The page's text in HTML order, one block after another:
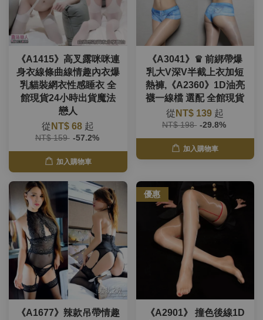
《A1415》高叉露咪咪連
身衣線條曲線情趣內衣爆
乳貓裝網衣性感睡衣 全
館現貨24小時出貨魔法
戀人
從 NT$ 68 起
NT$ 159 -57.2%
加入購物車
《A3041》♛ 前綁帶爆
乳大V深V半截上衣加短
熱褲,《A2360》1D油亮
襪一線檔 選配 全館現貨
從 NT$ 139 起
NT$ 198 -29.8%
加入購物車
《A1677》辣款吊帶情趣
優惠
《A2901》 撞色後線1D